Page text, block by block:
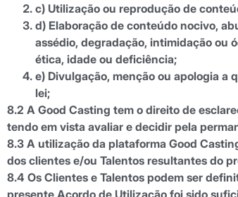
c) Utilização ou reprodução de
d) Elaboração de conteúdo nocivo,
assédio, degradação, intimidação ou
ética, idade ou deficiência;
e) Divulgação, menção ou apologia a
lei;
8.2 A Good Casting tem o direito de
tendo em vista avaliar e decidir pela
8.3 A utilização da plataforma Good
dos clientes e/ou Talentos resultantes do
8.4 Os Clientes e Talentos podem ser
presente Acordo de Utilização foi sido